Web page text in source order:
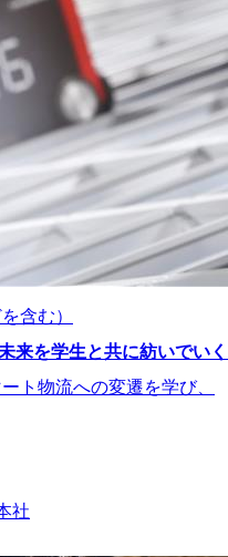
含む）
来を学生と共に紡いでいく
ト物流への変遷を学び、
社